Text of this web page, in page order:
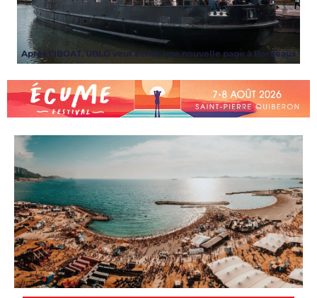
Après l’IBOAT, UBLO veut écrire une nouvelle page à Bordeaux
ARTICLES,EVENT,
NEWS